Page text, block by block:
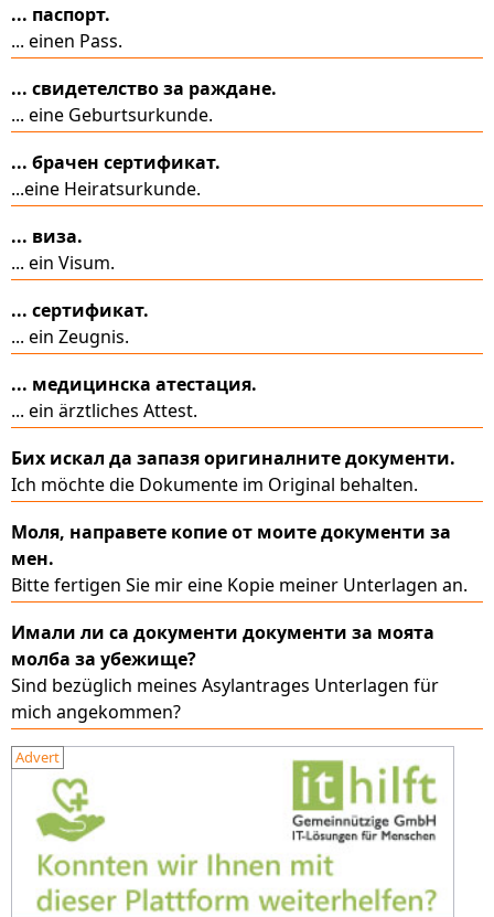
... паспорт.
... einen Pass.
... свидетелство за раждане.
... eine Geburtsurkunde.
... брачен сертификат.
...eine Heiratsurkunde.
... виза.
... ein Visum.
... сертификат.
... ein Zeugnis.
... медицинска атестация.
... ein ärztliches Attest.
Бих искал да запазя оригиналните документи.
Ich möchte die Dokumente im Original behalten.
Моля, направете копие от моите документи за
мен.
Bitte fertigen Sie mir eine Kopie meiner Unterlagen an.
Имали ли са документи документи за моята
молба за убежище?
Sind bezüglich meines Asylantrages Unterlagen für
mich angekommen?
Advert